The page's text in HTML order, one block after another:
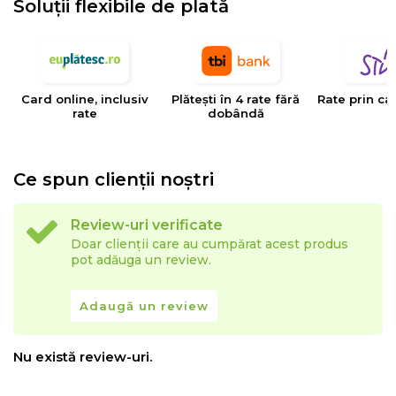
tesaturilor decorative, tapiteriilor si huselor pentru
mobilier. Creativitatea, designul, inovatia si calitatea
sunt valorile care determina stilul si traiectoria Eysa inca
Soluții flexibile de plată
Card online, inclusiv
rate
Plătești în 4 rate fără
dobândă
Rate prin
Ce spun clienții noștri
Review-uri verificate
Doar clienții care au cumpărat acest produs
pot adăuga un review.
Adaugă un review
Nu există review-uri.